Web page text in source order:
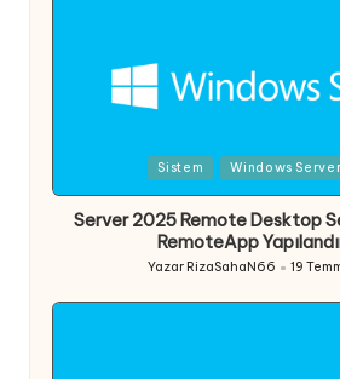
in
Sistem Windows
Server 2025 Remote Desktop
RemoteApp
Posted
by
Yazar RizaSahaN66 19